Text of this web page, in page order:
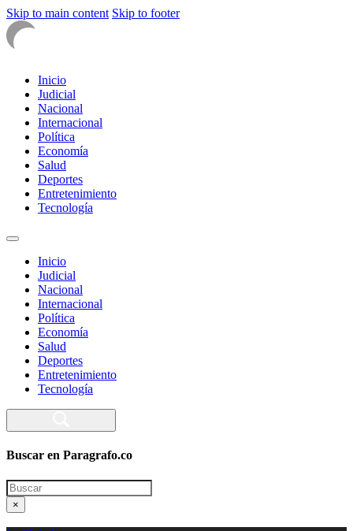
Skip to main content Skip to footer
Inicio
Judicial
Nacional
Internacional
Política
Economía
Salud
Deportes
Entretenimiento
Tecnología
Inicio
Judicial
Nacional
Internacional
Política
Economía
Salud
Deportes
Entretenimiento
Tecnología
Buscar en Paragrafo.co
Search
×